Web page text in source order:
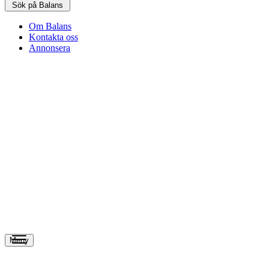
Sök på Balans
Om Balans
Kontakta oss
Annonsera
Meny